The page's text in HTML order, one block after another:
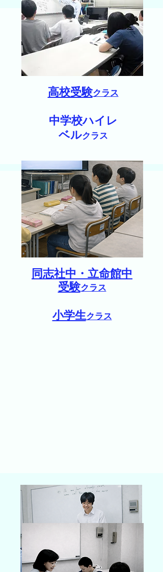
​高校受験クラス
中学校ハイレ
ベルクラス
同志社中・立命館中
受験クラス
小学生クラス​